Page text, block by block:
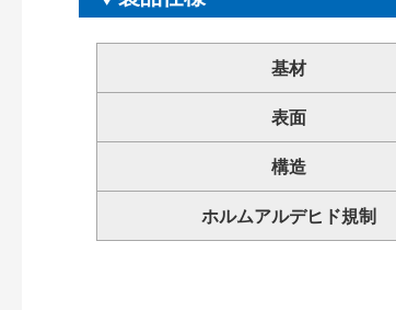
基材
表面
構造
ホルムアルデヒド規制